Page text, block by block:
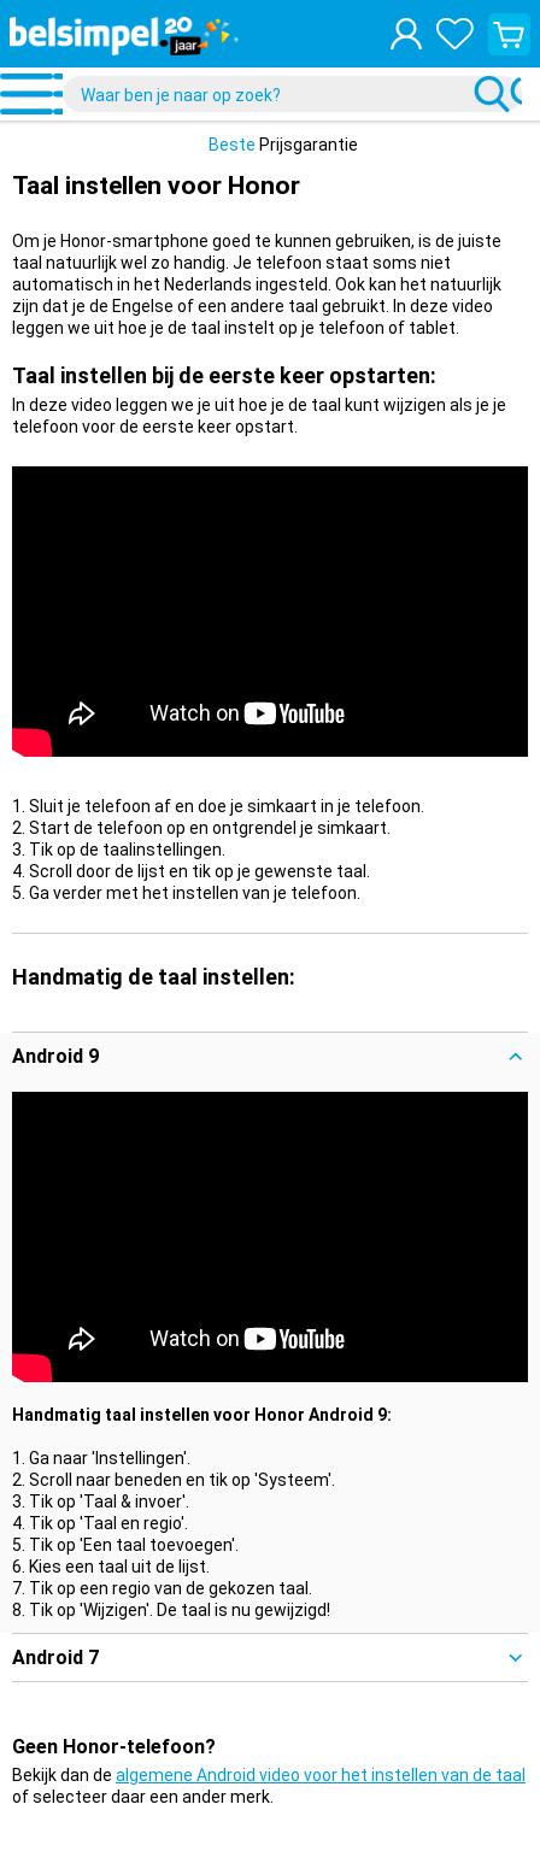
Bekijk
je
Beste Prijsgarantie
Taal instellen voor Honor
Om je Honor-smartphone goed te kunnen gebruiken, is de juiste
taal natuurlijk wel zo handig. Je telefoon staat soms niet
automatisch in het Nederlands ingesteld. Ook kan het natuurlijk
zijn dat je de Engelse of een andere taal gebruikt. In deze video
leggen we uit hoe je de taal instelt op je telefoon of tablet.
Taal instellen bij de eerste keer opstarten:
In deze video leggen we je uit hoe je de taal kunt wijzigen als je je
telefoon voor de eerste keer opstart.
1. Sluit je telefoon af en doe je simkaart in je telefoon.
2. Start de telefoon op en ontgrendel je simkaart.
3. Tik op de taalinstellingen.
4. Scroll door de lijst en tik op je gewenste taal.
5. Ga verder met het instellen van je telefoon.
Handmatig de taal instellen:
Android 9
Handmatig taal instellen voor Honor Android 9:
1. Ga naar 'Instellingen'.
2. Scroll naar beneden en tik op 'Systeem'.
3. Tik op 'Taal & invoer'.
4. Tik op 'Taal en regio'.
5. Tik op 'Een taal toevoegen'.
6. Kies een taal uit de lijst.
7. Tik op een regio van de gekozen taal.
8. Tik op 'Wijzigen'. De taal is nu gewijzigd!
Android 7
Geen Honor-telefoon?
Bekijk dan de algemene Android video voor het instellen van de taal
of selecteer daar een ander merk.